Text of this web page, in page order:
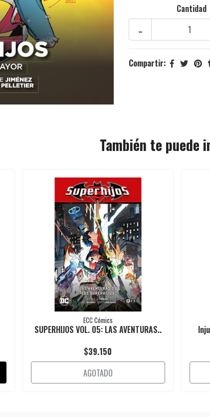
Cantidad
-
Compartir:
También te puede
ECC Cómics
SUPERHIJOS VOL. 05: LAS AVENTURAS..
$39.150
AGOTADO